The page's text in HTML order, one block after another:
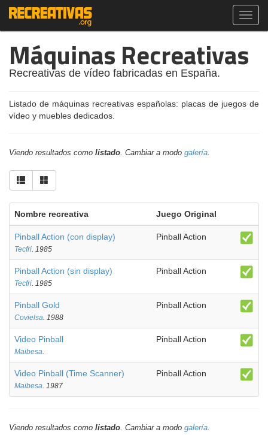
Máquinas Recreativas
Recreativas de vídeo fabricadas en España.
Listado de máquinas recreativas españolas: placas de juegos de
vídeo y muebles dedicados.
Viendo resultados como listado. Cambiar a modo galería.
Nombre recreativa Juego Original
Pinball Action (con display)
Tecfri. 1985
Pinball Action
Pinball Action (sin display)
Tecfri. 1985
Pinball Action
Pinball Gold
Covielsa. 1988
Pinball Action
Video Pinball
Maibesa.
Pinball Action
Video Pinball (Time Scanner)
Maibesa. 1987
Pinball Action
Viendo resultados como listado. Cambiar a modo galería.